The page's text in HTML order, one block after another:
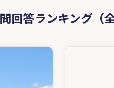
答ランキング（全